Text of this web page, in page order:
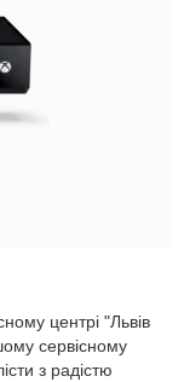
центрі "Львів
сервісному
з радістю